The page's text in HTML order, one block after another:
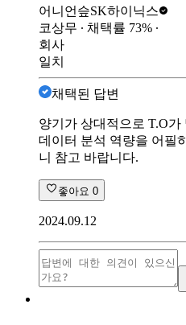
어니언슾SK하이닉스
코상무 ∙ 채택률 73% ∙
회사
일치
채택된 답변
양기가 상대적으로 T.O
데이터 분석 역량을 어필
니 참고 바랍니다.
좋아요 0
2024.09.12